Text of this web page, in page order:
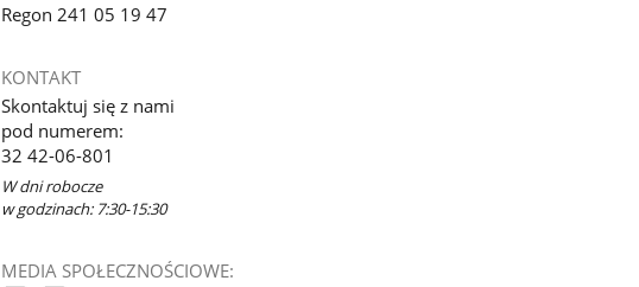
Regon 241 05 19 47
KONTAKT
Skontaktuj się z nami
pod numerem:
32 42-06-801
W dni robocze
w godzinach: 7:30-15:30
MEDIA SPOŁECZNOŚCIOWE: